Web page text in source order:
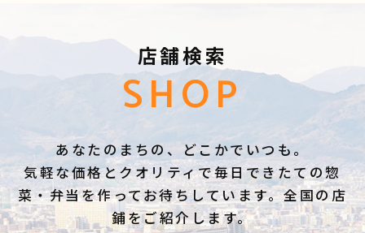
店舗検索
SHOP
あなたのまちの、どこかでいつも。
気軽な価格とクオリティで毎日できたての惣
菜・弁当を作ってお待ちしています。全国の店
鋪をご紹介します。